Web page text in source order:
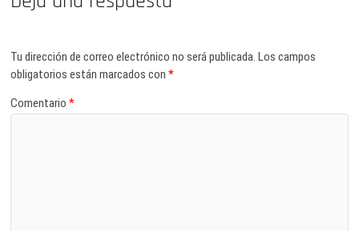
Tu dirección de correo electrónico no será publicada. Los campos
obligatorios están marcados con*
Comentario*